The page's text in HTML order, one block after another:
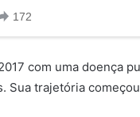
com uma doença
Sua trajetória